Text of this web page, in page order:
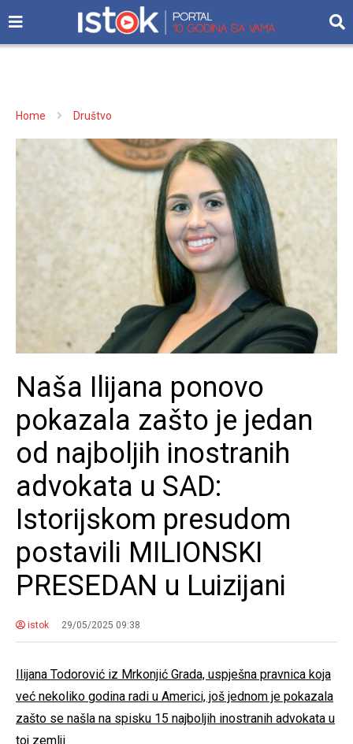
Home Društvo
Naša Ilijana ponovo
pokazala zašto je jedan
od najboljih inostranih
advokata u SAD:
Istorijskom presudom
postavili MILIONSKI
PRESEDAN u Luizijani
istok 29/05/2025 09:38
Ilijana Todorović iz Mrkonjić Grada, uspješna pravnica koja
već nekoliko godina radi u Americi, još jednom je pokazala
zašto se našla na spisku 15 najboljih inostranih advokata u
toj zemlji